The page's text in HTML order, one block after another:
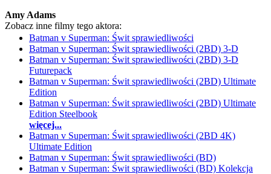
Amy Adams
Zobacz inne filmy tego aktora:
Batman v Superman: Świt sprawiedliwości
Batman v Superman: Świt sprawiedliwości (2BD) 3-D
Batman v Superman: Świt sprawiedliwości (2BD) 3-D
Futurepack
Batman v Superman: Świt sprawiedliwości (2BD) Ultimate
Edition
Batman v Superman: Świt sprawiedliwości (2BD) Ultimate
Edition Steelbook
więcej...
Batman v Superman: Świt sprawiedliwości (2BD 4K)
Ultimate Edition
Batman v Superman: Świt sprawiedliwości (BD)
Batman v Superman: Świt sprawiedliwości (BD) Kolekcja